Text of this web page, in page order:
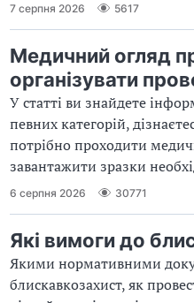
7 серпня 2026 5617
Медичний огляд
організувати
У статті ви знайдете
певних категорій,
потрібно проходити
завантажити зразки
6 серпня 2026 30771
Які вимоги до
Якими нормативними
блискавкозахист, як